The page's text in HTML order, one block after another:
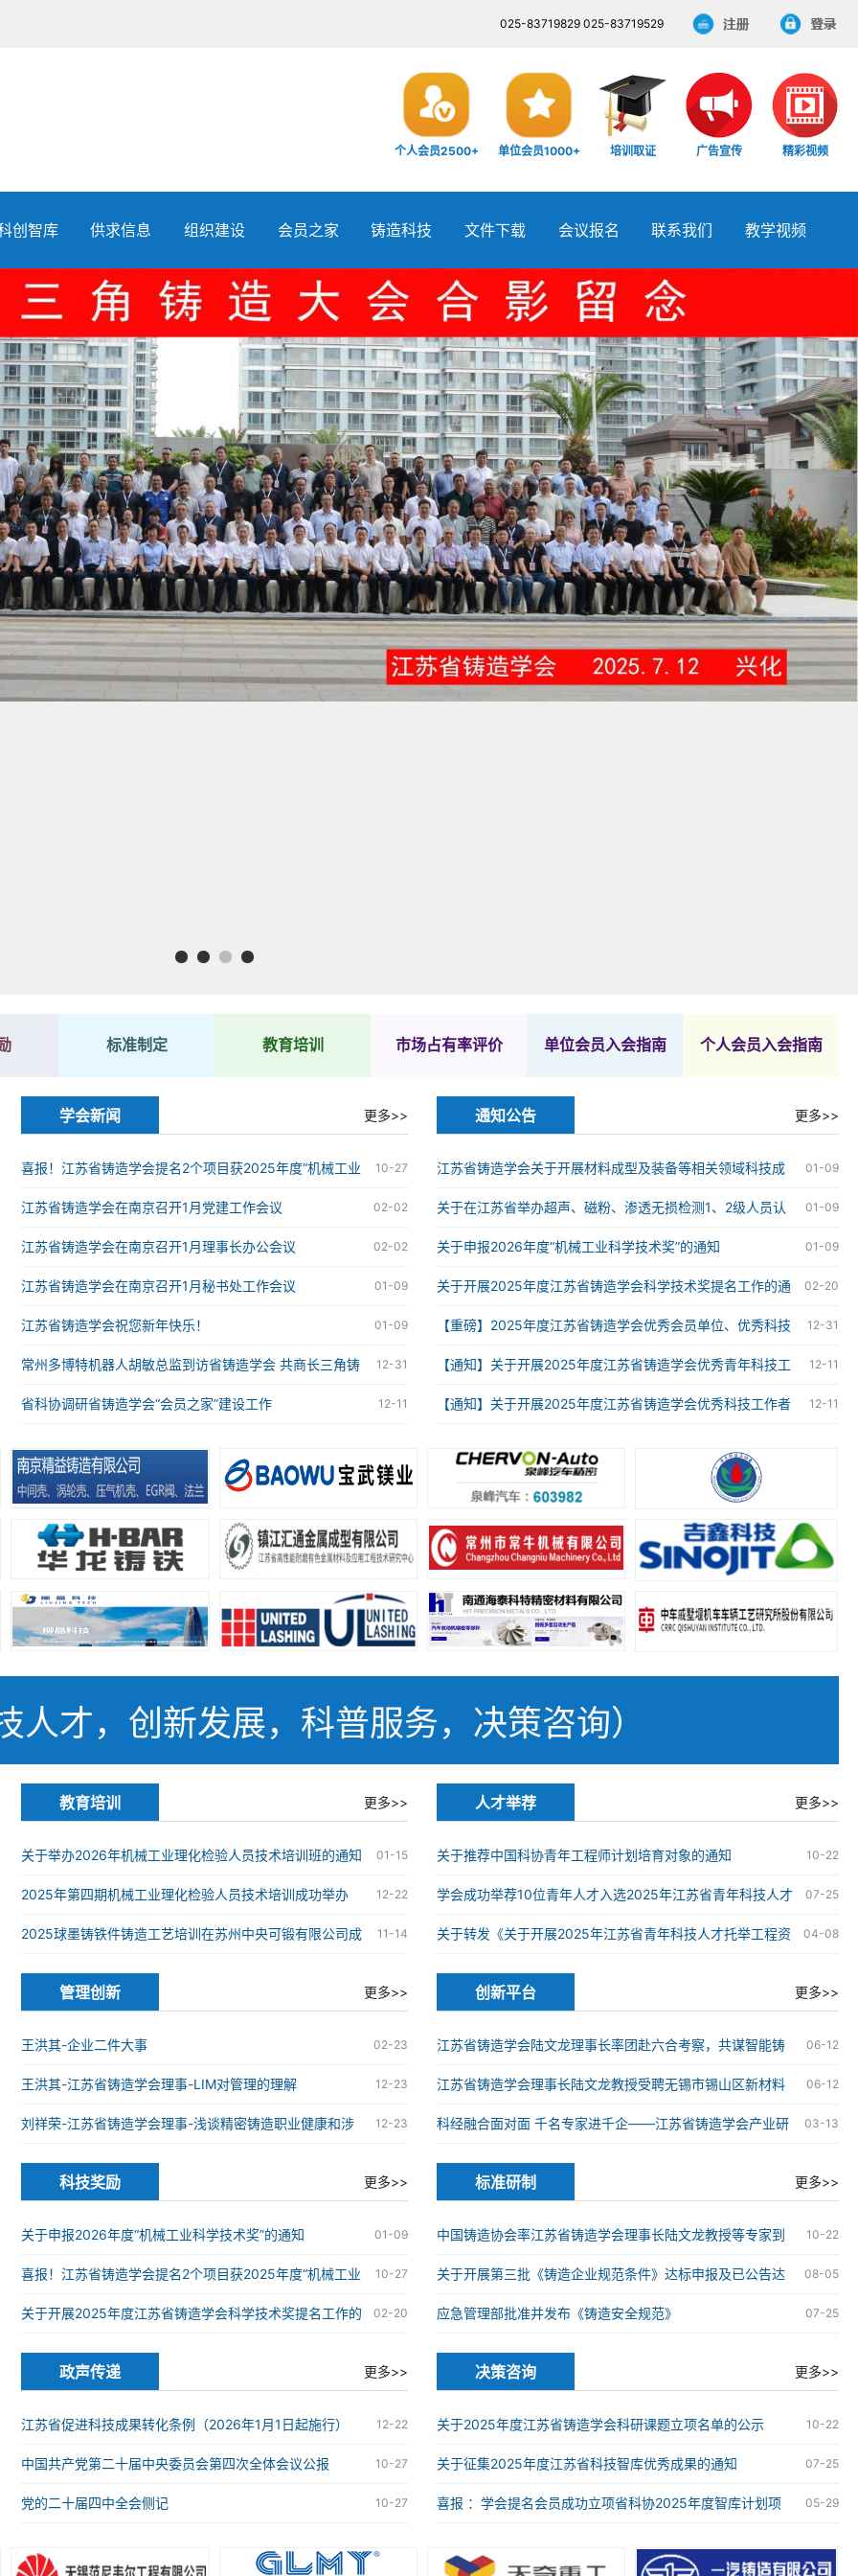
025-83719829 025-83719529
个人会员2500+ 单位会员1000+ 培训取证 广告宣传 精彩视频
创智库 供求信息 组织建设 会员之家 铸造科技 文件下载 会议报名 联系我们 教学视频
3 4
标准制定 教育培训 市场占有率评价 单位会员入会指南 个人会员入会指南
学会新闻 更多>>
10-27
喜报！江苏省铸造学会提名2个项目获2025年度“机械工业
科学技术奖” 02-02
江苏省铸造学会在南京召开1月党建工作会议
02-02
江苏省铸造学会在南京召开1月理事长办公会议
01-09
江苏省铸造学会在南京召开1月秘书处工作会议
01-09
江苏省铸造学会祝您新年快乐！
12-31
常州多博特机器人胡敏总监到访省铸造学会 共商长三角铸
造智能化合作大计 12-11
省科协调研省铸造学会“会员之家”建设工作
通知公告 更多>>
01-09
江苏省铸造学会关于开展材料成型及装备等相关领域科技成
果评价工作的通知 01-09
关于在江苏省举办超声、磁粉、渗透无损检测1、2级人员认
证的通知 01-09
关于申报2026年度“机械工业科学技术奖”的通知
02-20
关于开展2025年度江苏省铸造学会科学技术奖提名工作的通
知 12-31
【重磅】2025年度江苏省铸造学会优秀会员单位、优秀科技
工作者、优秀青年科技工作者获奖名单 12-11
【通知】关于开展2025年度江苏省铸造学会优秀青年科技工
作者评选工作的通知 12-11
【通知】关于开展2025年度江苏省铸造学会优秀科技工作者
人才，创新发展，科普服务，决策咨询）
教育培训 更多>>
01-15
关于举办2026年机械工业理化检验人员技术培训班的通知
12-22
2025年第四期机械工业理化检验人员技术培训成功举办
11-14
2025球墨铸铁件铸造工艺培训在苏州中央可锻有限公司成
功举办
人才举荐 更多>>
10-22
关于推荐中国科协青年工程师计划培育对象的通知
07-25
学会成功举荐10位青年人才入选2025年江苏省青年科技人才
托举工程 04-08
关于转发《关于开展2025年江苏省青年科技人才托举工程资
助对象评选推荐工作的通知》的通知
管理创新 更多>>
02-23
王洪其-企业二件大事
12-23
王洪其-江苏省铸造学会理事-LIM对管理的理解
12-23
刘祥荣-江苏省铸造学会理事-浅谈精密铸造职业健康和涉
炉安全
创新平台 更多>>
06-12
江苏省铸造学会陆文龙理事长率团赴六合考察，共谋智能铸
造科技创新发展新篇章 06-12
江苏省铸造学会理事长陆文龙教授受聘无锡市锡山区新材料
产业链“红链顾问” 03-13
科经融合面对面 千名专家进千企——江苏省铸造学会产业研
究院球墨铸铁研发中心授牌仪式在苏州成功举办
科技奖励 更多>>
01-09
关于申报2026年度“机械工业科学技术奖”的通知
10-27
喜报！江苏省铸造学会提名2个项目获2025年度“机械工业
科学技术奖” 02-20
关于开展2025年度江苏省铸造学会科学技术奖提名工作的
通知
标准研制 更多>>
10-22
中国铸造协会率江苏省铸造学会理事长陆文龙教授等专家到
企业开展铸造企业规范条件达标申报现场审核工作 08-05
关于开展第三批《铸造企业规范条件》达标申报及已公告达
标企业复核工作的通知 07-25
应急管理部批准并发布《铸造安全规范》
政声传递 更多>>
12-22
江苏省促进科技成果转化条例（2026年1月1日起施行）
10-27
中国共产党第二十届中央委员会第四次全体会议公报
10-27
党的二十届四中全会侧记
决策咨询 更多>>
10-22
关于2025年度江苏省铸造学会科研课题立项名单的公示
07-25
关于征集2025年度江苏省科技智库优秀成果的通知
05-29
喜报 ：学会提名会员成功立项省科协2025年度智库计划项